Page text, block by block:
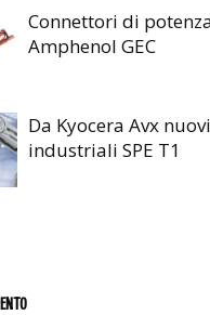
Connettori di
Amphenol GEC
Da Kyocera Avx
industriali SPE T1